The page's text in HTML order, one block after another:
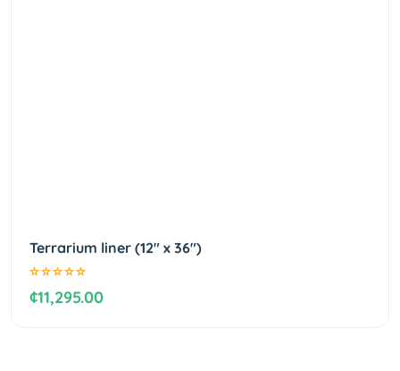
Terrarium liner (12" x 36")
¢11,295.00